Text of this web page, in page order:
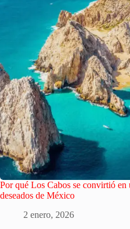
Por qué Los Cabos se convirtió en
deseados de México
2 enero, 2026